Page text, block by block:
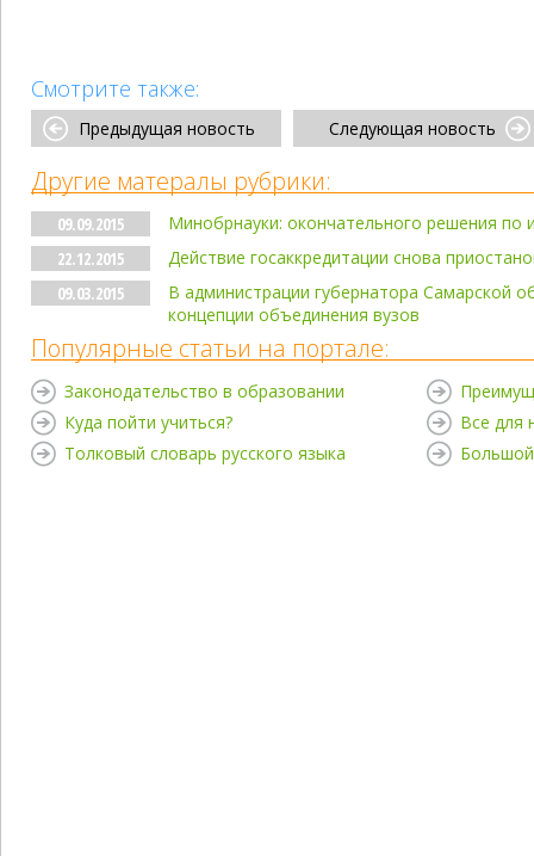
Смотрите также:
Предыдущая новость Следующая новость
Другие матералы рубрики:
09.09.2015
Минобрнауки: окончательного решения по
22.12.2015
Действие госаккредитации снова
09.03.2015
В администрации губернатора Самарской
концепции объединения вузов
Популярные статьи на портале:
Законодательство в образовании
Куда пойти учиться?
Толковый словарь русского языка
Все для
Большой